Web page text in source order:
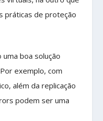
práticas de proteção
boa solução
exemplo, com
além da replicação
podem ser uma